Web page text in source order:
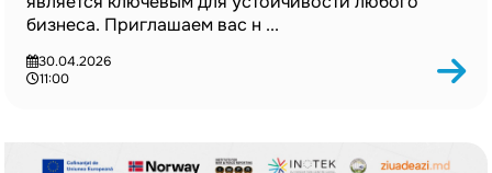
бизнеса. Приглашаем вас н ...
30.04.2026
11:00